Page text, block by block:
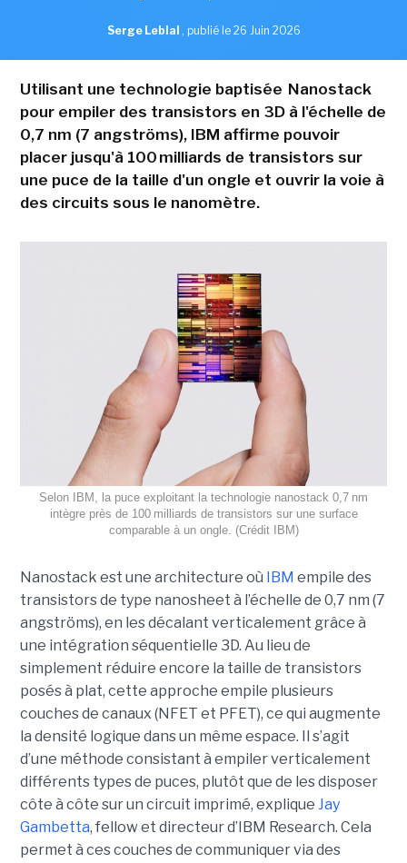
Serge Leblal , publié le 26 Juin 2026
Utilisant une technologie baptisée Nanostack
pour empiler des transistors en 3D à l'échelle de
0,7 nm (7 angströms), IBM affirme pouvoir
placer jusqu'à 100 milliards de transistors sur
une puce de la taille d'un ongle et ouvrir la voie à
des circuits sous le nanomètre.
Selon IBM, la puce exploitant la technologie nanostack 0,7 nm
intègre près de 100 milliards de transistors sur une surface
comparable à un ongle. (Crédit IBM)
Nanostack est une architecture où IBM empile des
transistors de type nanosheet à l’échelle de 0,7 nm (7
angströms), en les décalant verticalement grâce à
une intégration séquentielle 3D. Au lieu de
simplement réduire encore la taille de transistors
posés à plat, cette approche empile plusieurs
couches de canaux (NFET et PFET), ce qui augmente
la densité logique dans un même espace. Il s’agit
d’une méthode consistant à empiler verticalement
différents types de puces, plutôt que de les disposer
côte à côte sur un circuit imprimé, explique Jay
Gambetta, fellow et directeur d’IBM Research. Cela
permet à ces couches de communiquer via des